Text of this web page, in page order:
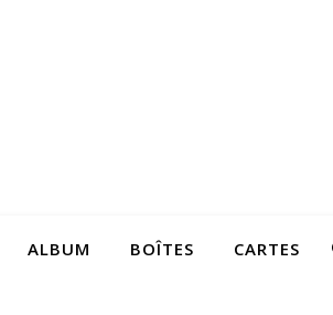
ALBUM BOÎTES CARTES